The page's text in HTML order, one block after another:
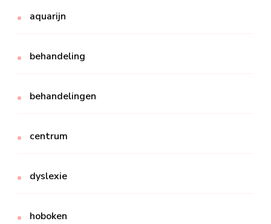
aquarijn
behandeling
behandelingen
centrum
dyslexie
hoboken